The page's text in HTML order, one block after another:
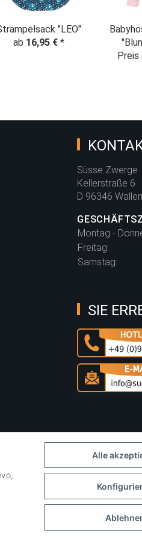
Alle
"LEO"
ab 16,95 € *
Preis
Süsse Zwerge
Kellerstraße 6
D 96346
Montag -
Freitag:
Samstag:
SIE